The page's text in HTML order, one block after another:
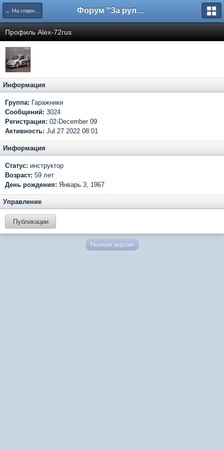
← На главную Форум "За рулем"
Профиль Alex-72rus
Информация
Группа: Гаражники
Сообщений: 3024
Регистрация: 02-December 09
Активность: Jul 27 2022 08:01
Информация
Статус: инструктор
Возраст: 59 лет
День рождения: Январь 3, 1967
Управление
Публикации
Полная версия